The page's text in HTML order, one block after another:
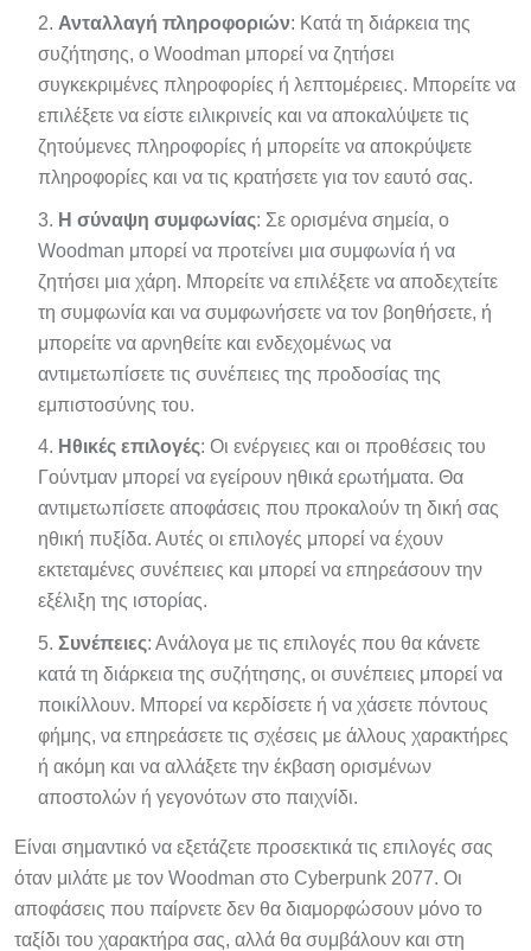
Ανταλλαγή πληροφοριών: Κατά τη διάρκεια της
συζήτησης, ο Woodman μπορεί να ζητήσει
συγκεκριμένες πληροφορίες ή λεπτομέρειες. Μπορείτε να
επιλέξετε να είστε ειλικρινείς και να αποκαλύψετε τις
ζητούμενες πληροφορίες ή μπορείτε να αποκρύψετε
πληροφορίες και να τις κρατήσετε για τον εαυτό σας.
Η σύναψη συμφωνίας: Σε ορισμένα σημεία, ο
Woodman μπορεί να προτείνει μια συμφωνία ή να
ζητήσει μια χάρη. Μπορείτε να επιλέξετε να αποδεχτείτε
τη συμφωνία και να συμφωνήσετε να τον βοηθήσετε, ή
μπορείτε να αρνηθείτε και ενδεχομένως να
αντιμετωπίσετε τις συνέπειες της προδοσίας της
εμπιστοσύνης του.
Ηθικές επιλογές: Οι ενέργειες και οι προθέσεις του
Γούντμαν μπορεί να εγείρουν ηθικά ερωτήματα. Θα
αντιμετωπίσετε αποφάσεις που προκαλούν τη δική σας
ηθική πυξίδα. Αυτές οι επιλογές μπορεί να έχουν
εκτεταμένες συνέπειες και μπορεί να επηρεάσουν την
εξέλιξη της ιστορίας.
Συνέπειες: Ανάλογα με τις επιλογές που θα κάνετε
κατά τη διάρκεια της συζήτησης, οι συνέπειες μπορεί να
ποικίλλουν. Μπορεί να κερδίσετε ή να χάσετε πόντους
φήμης, να επηρεάσετε τις σχέσεις με άλλους χαρακτήρες
ή ακόμη και να αλλάξετε την έκβαση ορισμένων
αποστολών ή γεγονότων στο παιχνίδι.
Είναι σημαντικό να εξετάζετε προσεκτικά τις επιλογές σας
όταν μιλάτε με τον Woodman στο Cyberpunk 2077. Οι
αποφάσεις που παίρνετε δεν θα διαμορφώσουν μόνο το
ταξίδι του χαρακτήρα σας, αλλά θα συμβάλουν και στη